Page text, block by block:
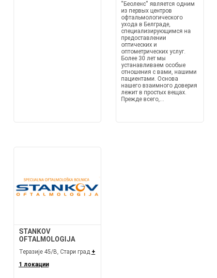
''Беоленс'' является одним
из первых центров
офтальмологического
ухода в Белграде,
специализирующимся на
предоставлении
оптических и
оптометрических услуг.
Более 30 лет мы
устанавливаем особые
отношения с вами, нашими
пациентами. Основа
нашего взаимного доверия
лежит в простых вещах.
Прежде всего,...
STANKOV
OFTALMOLOGIJA
Теразије 45/В, Стари град +
1 локации